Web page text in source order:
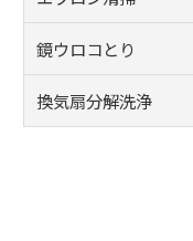
鏡ウロコとり
換気扇分解洗浄